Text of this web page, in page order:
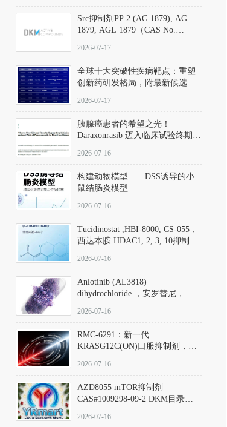
中，其靶向ROCK的选择性超过
200倍，凸显出优异的分子特异
Src抑制剂PP 2 (AG 1879), AG
1879, AGL 1879（CAS No.
应用指南
2026-07-17
全球十大突破性疾病靶点：重塑
创新药研发格局，附最新候选分
2026-07-17
胰腺癌患者的希望之光！
Daraxonrasib 迈入临床试验终期阶
2026-07-16
构建动物模型——DSS诱导的小
鼠结肠炎模型
2026-07-16
Tucidinostat ,HBI-8000, CS-055，
西达本胺 HDAC1, 2, 3, 10抑制剂
D808567) - DKM活性分子
2026-07-16
Anlotinib (AL3818)
dihydrochloride ，安罗替尼，
Hydrochloride实验方法步骤SOP
2026-07-16
RMC-6291：新一代
KRASG12C(ON)口服抑制剂，
(Elironrasib)CAS#2641998-63-0
2026-07-16
AZD8055 mTOR抑制剂
CAS#1009298-09-2 DKM目录号
激酶抑制剂的深度剖析
2026-07-16